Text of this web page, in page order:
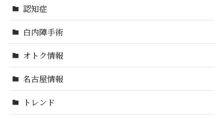
認知症
白内障手術
オトク情報
名古屋情報
トレンド